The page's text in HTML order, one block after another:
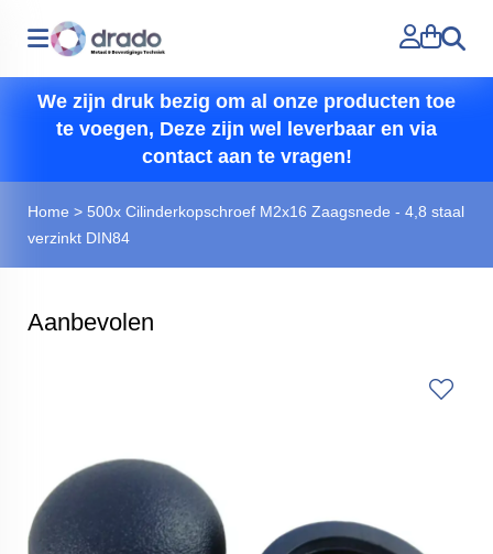
Zoeken
We zijn druk bezig om al onze producten toe
te voegen, Deze zijn wel leverbaar en via
contact aan te vragen!
Home > 500x Cilinderkopschroef M2x16 Zaagsnede - 4,8 staal
verzinkt DIN84
Aanbevolen